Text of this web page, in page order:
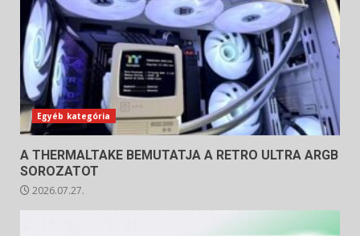
Egyéb kategória
A THERMALTAKE BEMUTATJA A RETRO ULTRA ARGB
SOROZATOT
2026.07.27.